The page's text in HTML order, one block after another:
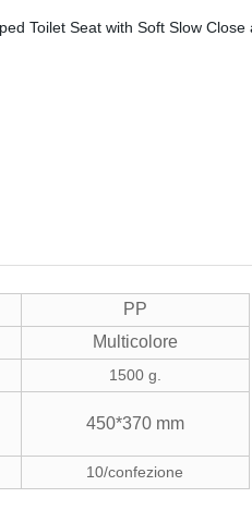
PP
Multicolore
1500 g.
450*370 mm
10/confezione